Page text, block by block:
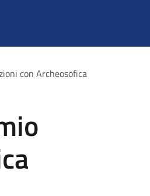
con Archeosofica